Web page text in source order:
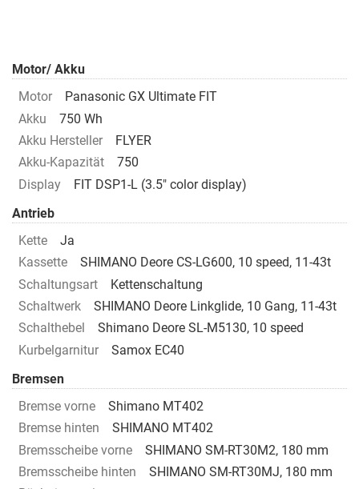
Motor/ Akku
Motor
Panasonic GX Ultimate FIT
Akku
750 Wh
Akku Hersteller
FLYER
Akku-Kapazität
750
Display
FIT DSP1-L (3.5" color display)
Antrieb
Kette
Ja
Kassette
SHIMANO Deore CS-LG600, 10 speed, 11-43t
Schaltungsart
Kettenschaltung
Schaltwerk
SHIMANO Deore Linkglide, 10 Gang, 11-43t
Schalthebel
Shimano Deore SL-M5130, 10 speed
Kurbelgarnitur
Samox EC40
Bremsen
Bremse vorne
Shimano MT402
Bremse hinten
SHIMANO MT402
Bremsscheibe vorne
SHIMANO SM-RT30M2, 180 mm
Bremsscheibe hinten
SHIMANO SM-RT30MJ, 180 mm